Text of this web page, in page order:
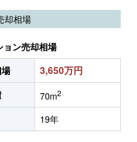
却相場
ョン売却相場
3,650万円
70m2
19年